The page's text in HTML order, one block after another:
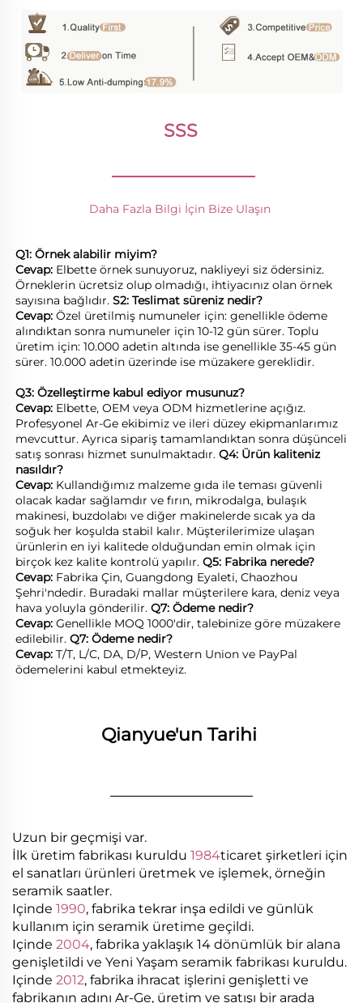
SSS
________________
Daha Fazla Bilgi İçin Bize Ulaşın
Q1: Örnek alabilir miyim?
Cevap: Elbette örnek sunuyoruz, nakliyeyi siz ödersiniz.
Örneklerin ücretsiz olup olmadığı, ihtiyacınız olan örnek
sayısına bağlıdır. S2: Teslimat süreniz nedir?
Cevap: Özel üretilmiş numuneler için: genellikle ödeme
alındıktan sonra numuneler için 10-12 gün sürer. Toplu
üretim için: 10.000 adetin altında ise genellikle 35-45 gün
sürer. 10.000 adetin üzerinde ise müzakere gereklidir.
Q3: Özelleştirme kabul ediyor musunuz?
Cevap: Elbette, OEM veya ODM hizmetlerine açığız.
Profesyonel Ar-Ge ekibimiz ve ileri düzey ekipmanlarımız
mevcuttur. Ayrıca sipariş tamamlandıktan sonra düşünceli
satış sonrası hizmet sunulmaktadır. Q4: Ürün kaliteniz
nasıldır?
Cevap: Kullandığımız malzeme gıda ile teması güvenli
olacak kadar sağlamdır ve fırın, mikrodalga, bulaşık
makinesi, buzdolabı ve diğer makinelerde sıcak ya da
soğuk her koşulda stabil kalır. Müşterilerimize ulaşan
ürünlerin en iyi kalitede olduğundan emin olmak için
birçok kez kalite kontrolü yapılır. Q5: Fabrika nerede?
Cevap: Fabrika Çin, Guangdong Eyaleti, Chaozhou
Şehri'ndedir. Buradaki mallar müşterilere kara, deniz veya
hava yoluyla gönderilir. Q7: Ödeme nedir?
Cevap: Genellikle MOQ 1000'dir, talebinize göre müzakere
edilebilir. Q7: Ödeme nedir?
Cevap: T/T, L/C, DA, D/P, Western Union ve PayPal
ödemelerini kabul etmekteyiz.
Qianyue'un Tarihi
Uzun bir geçmişi var.
İlk üretim fabrikası kuruldu 1984ticaret şirketleri için
el sanatları ürünleri üretmek ve işlemek, örneğin
seramik saatler.
Içinde 1990, fabrika tekrar inşa edildi ve günlük
kullanım için seramik üretime geçildi.
Içinde 2004, fabrika yaklaşık 14 dönümlük bir alana
genişletildi ve Yeni Yaşam seramik fabrikası kuruldu.
Içinde 2012, fabrika ihracat işlerini genişletti ve
fabrikanın adını Ar-Ge, üretim ve satışı bir arada